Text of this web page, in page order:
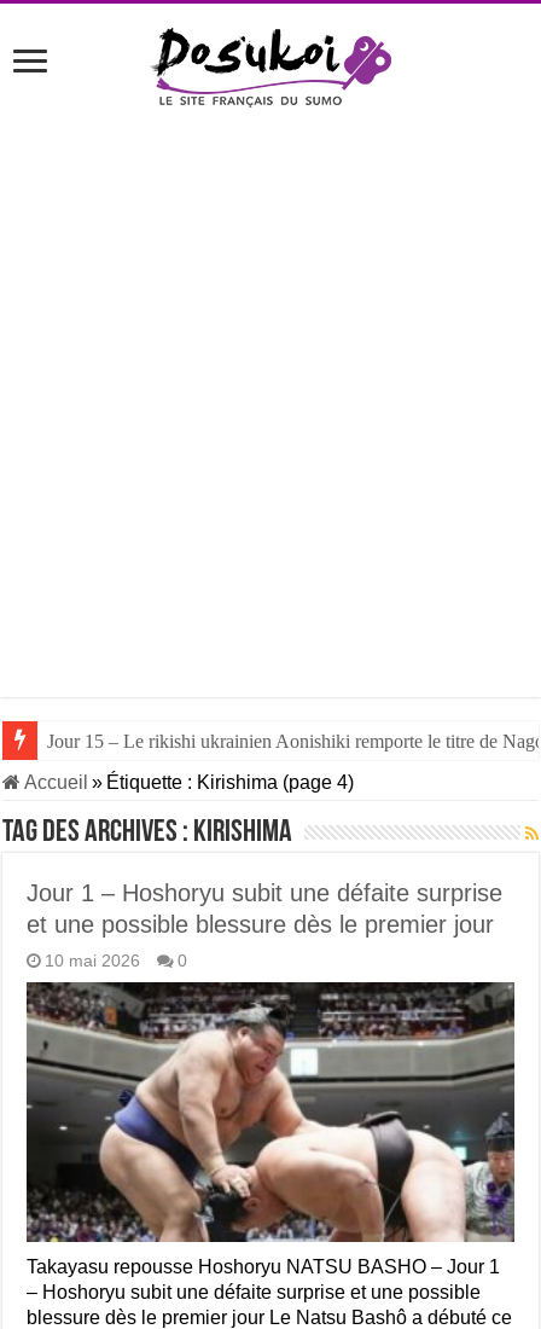
Jour 15 – Le rikishi ukrainien Aonishiki remporte le titre de
Jour 14 – Aonishiki triomphe de Takerufuji et se rapproche du
Accueil » Étiquette : Kirishima (page 4)
Tag des archives : Kirishima
Jour 1 – Hoshoryu subit une défaite surprise
et une possible blessure dès le premier jour
10 mai 2026 0
Takayasu repousse Hoshoryu NATSU BASHO – Jour 1
– Hoshoryu subit une défaite surprise et une possible
blessure dès le premier jour Le Natsu Bashô a débuté ce